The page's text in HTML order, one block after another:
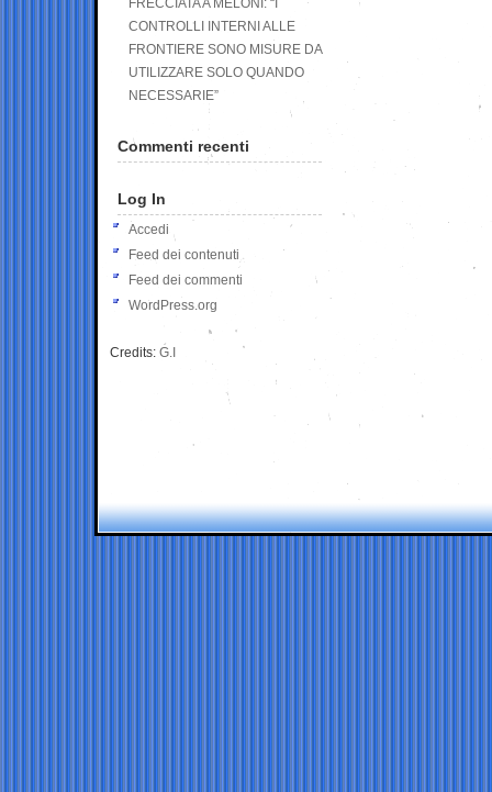
FRECCIATA A MELONI: “I
CONTROLLI INTERNI ALLE
FRONTIERE SONO MISURE DA
UTILIZZARE SOLO QUANDO
NECESSARIE”
Commenti recenti
Log In
Accedi
Feed dei contenuti
Feed dei commenti
WordPress.org
Credits: G.I